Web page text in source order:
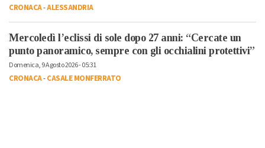
CRONACA-ALESSANDRIA
Mercoledì l’eclissi di sole dopo 27 anni: “Cercate un
punto panoramico, sempre con gli occhialini protettivi”
Domenica, 9 Agosto 2026 - 05:31
CRONACA-CASALE MONFERRATO